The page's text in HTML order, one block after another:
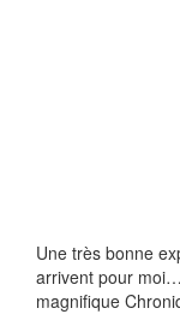
Une très bonne
arrivent pour
magnifique